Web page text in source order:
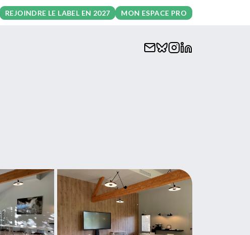
REJOINDRE LE LABEL EN 2027 MON ESPACE PRO